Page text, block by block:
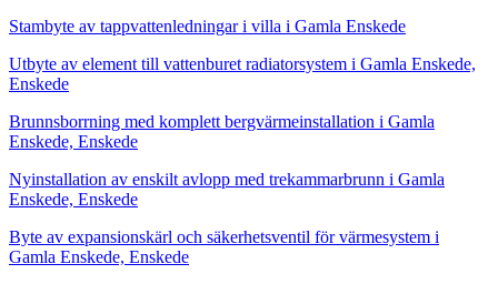
Stambyte av tappvattenledningar i villa i Gamla Enskede
Utbyte av element till vattenburet radiatorsystem i Gamla Enskede,
Enskede
Brunnsborrning med komplett bergvärmeinstallation i Gamla
Enskede, Enskede
Nyinstallation av enskilt avlopp med trekammarbrunn i Gamla
Enskede, Enskede
Byte av expansionskärl och säkerhetsventil för värmesystem i
Gamla Enskede, Enskede